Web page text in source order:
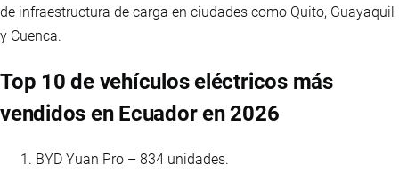
de infraestructura de carga en ciudades como Quito, Guayaquil
y Cuenca.
Top 10 de vehículos eléctricos más
vendidos en Ecuador en 2026
BYD Yuan Pro – 834 unidades.